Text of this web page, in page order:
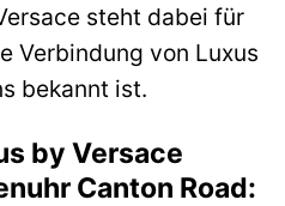
steht dabei für
Verbindung von Luxus
bekannt ist.
by Versace
Canton Road: